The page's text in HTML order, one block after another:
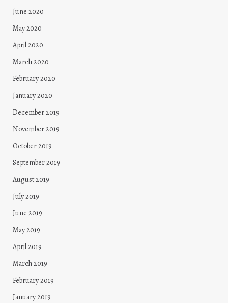
June 2020
May 2020
April 2020
March 2020
February 2020
January 2020
December 2019
November 2019
October 2019
September 2019
August 2019
July 2019
June 2019
May 2019
April 2019
March 2019
February 2019
January 2019